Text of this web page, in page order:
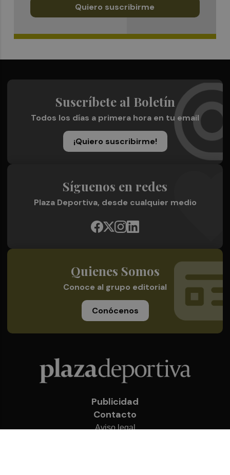
Quiero suscribirme
Suscríbete al Boletín
Todos los días a primera hora en tu email
¡Quiero suscribirme!
Síguenos en redes
Plaza Deportiva, desde cualquier medio
Quienes Somos
Conoce al grupo editorial
Conócenos
Publicidad
Contacto
Aviso legal